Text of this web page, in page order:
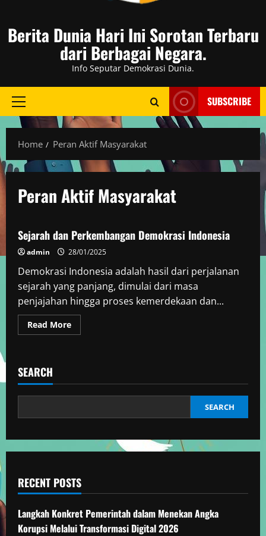
Berita Dunia Hari Ini Sorotan Terbaru
dari Berbagai Negara.
Info Seputar Demokrasi Dunia.
Primary
Menu
SUBSCRIBE
Home Peran Aktif Masyarakat
Peran Aktif Masyarakat
Politik
Sejarah dan Perkembangan Demokrasi Indonesia
admin 28/01/2025
Demokrasi Indonesia adalah hasil dari perjalanan
sejarah yang panjang, dimulai dari masa
penjajahan hingga proses kemerdekaan dan...
Read MoreRead
more
Indonesia
SEARCH
SEARCH
RECENT POSTS
Langkah Konkret Pemerintah dalam Menekan Angka
Korupsi Melalui Transformasi Digital 2026